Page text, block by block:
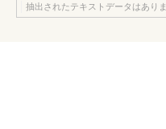
抽出されたテキストデータはありま